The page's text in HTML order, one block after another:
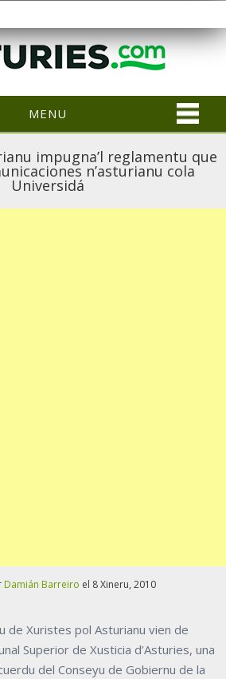
MENU
impugna’l reglamentu que
n’asturianu cola
Universidá
Damián Barreiro el 8 Xineru, 2010
de Xuristes pol Asturianu vien de
Superior de Xusticia d’Asturies, una
del Conseyu de Gobiernu de la